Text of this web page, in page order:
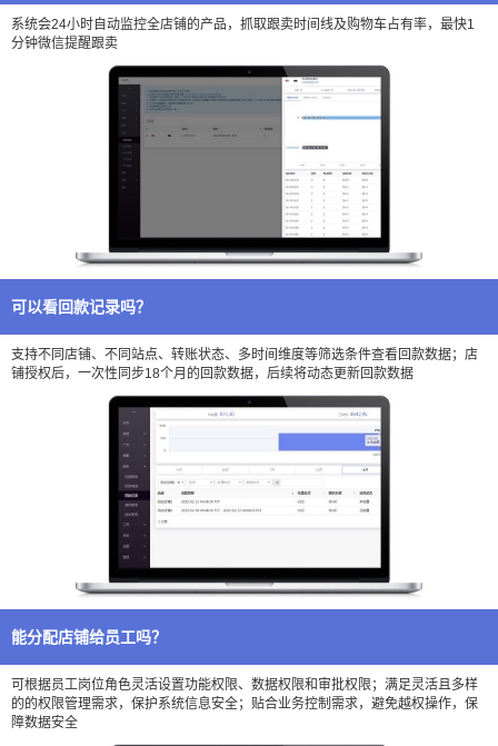
系统会24小时自动监控全店铺的产品，抓取跟卖时间线及购物车占有率，最快1
分钟微信提醒跟卖
可以看回款记录吗？
支持不同店铺、不同站点、转账状态、多时间维度等筛选条件查看回款数据；店
铺授权后，一次性同步18个月的回款数据，后续将动态更新回款数据
能分配店铺给员工吗？
可根据员工岗位角色灵活设置功能权限、数据权限和审批权限；满足灵活且多样
的的权限管理需求，保护系统信息安全；贴合业务控制需求，避免越权操作，保
障数据安全